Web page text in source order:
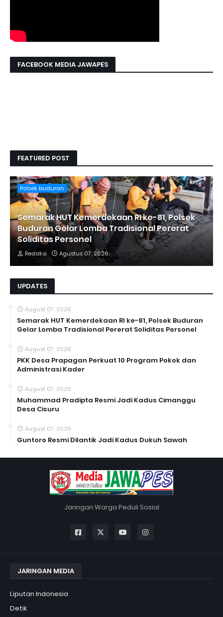
FACEBOOK MEDIA JAWAPES
FEATURED POST
Polsek buduran
Semarak HUT Kemerdekaan RI ke-81, Polsek
Buduran Gelar Lomba Tradisional Pererat
Soliditas Personel
Redaksi Agustus 07, 2026
UPDATES
August 07, 2026
Semarak HUT Kemerdekaan RI ke-81, Polsek Buduran
Gelar Lomba Tradisional Pererat Soliditas Personel
August 07, 2026
PKK Desa Prapagan Perkuat 10 Program Pokok dan
Administrasi Kader
August 07, 2026
Muhammad Pradipta Resmi Jadi Kadus Cimanggu
Desa Cisuru
August 07, 2026
Guntoro Resmi Dilantik Jadi Kadus Dukuh Sawah
Jaringan Warga Peduli Sosial
JARINGAN MEDIA
Liputan Indonesia
Detik